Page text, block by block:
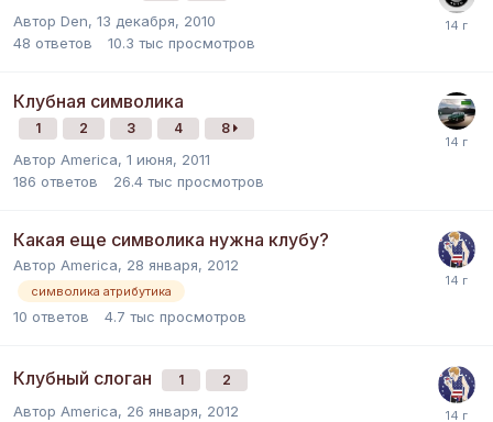
Автор Den, 13 декабря, 2010
48 ответов 10.3 тыс просмотров
Клубная символика
1 2 3 4 8
Автор America, 1 июня, 2011
186 ответов 26.4 тыс просмотров
Какая еще символика нужна клубу?
Автор America, 28 января, 2012
символика атрибутика
10 ответов 4.7 тыс просмотров
Клубный слоган 1 2
Автор America, 26 января, 2012